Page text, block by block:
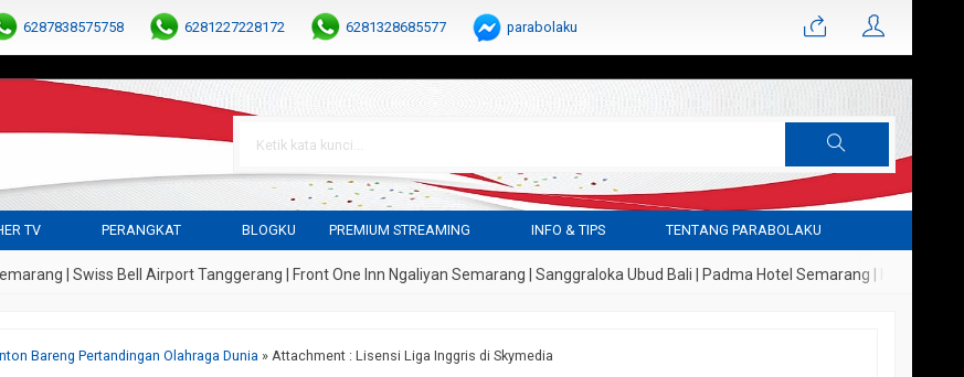
6287838575758 6281227228172 6281328685577 parabolaku
TV PERANGKAT BLOGKU PREMIUM STREAMING INFO & TIPS TENTANG PARABOLAKU
| Swiss Bell Airport Tanggerang | Front One Inn Ngaliyan Semarang | Sanggraloka Ubud Bali | Padma Hotel Semarang | Hotel
Bareng Pertandingan Olahraga Dunia » Attachment : Lisensi Liga Inggris di Skymedia